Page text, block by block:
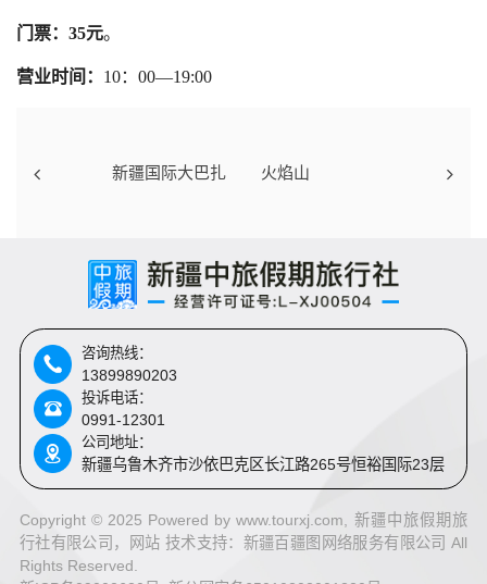
门票： 35元。
营业时间： 10：00—19:00
新疆国际大巴扎 火焰山
咨询热线：
13899890203
投诉电话：
0991-12301
公司地址：
新疆乌鲁木齐市沙依巴克区长江路265号恒裕国际23层
Copyright © 2025 Powered by www.tourxj.com, 新疆中旅假期旅
行社有限公司，网站 技术支持： 新疆百疆图网络服务有限公司 All
Rights Reserved.